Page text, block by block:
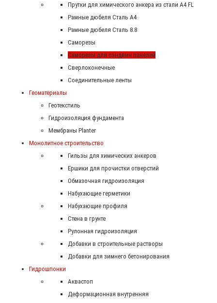
Прутки для химического анкера из стали А4 FL
Рамные дюбеля Сталь A4
Рамные дюбеля Сталь 8.8
Саморезы
Саморезы для сэндвич панелей
Сверлоконечные
Соединительные ленты
Геоматериалы
Геотекстиль
Гидроизоляция фундамента
Мембраны Planter
Монолитное строительство
Гильзы для химических анкеров
Ершики для прочистки отверстий
Обмазочная гидроизоляция
Набухающие герметики
Набухающие профиля
Стена в грунте
Рулонная гидроизоляция
Добавки в строительные растворы
Добавки для зимнего бетонирования
Гидрошпонки
Аквастоп
Деформационная внутренняя